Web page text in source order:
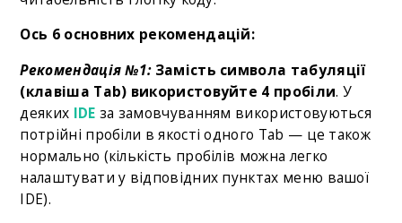
Ось 6 основних рекомендацій:
Рекомендація №1:Замість символа табуляції
(клавіша Tab) використовуйте 4 пробіли. У
деяких IDE за замовчуванням використовуються
потрійні пробіли в якості одного Tab — це також
нормально (кількість пробілів можна легко
налаштувати у відповідних пунктах меню вашої
IDE).